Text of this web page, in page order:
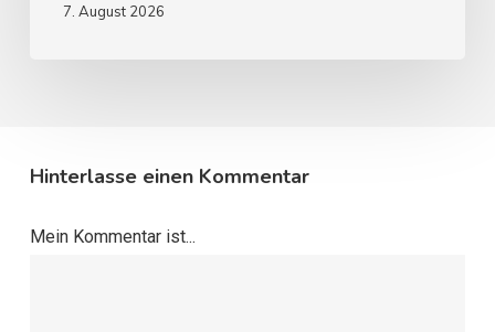
7. August 2026
Hinterlasse einen Kommentar
Mein Kommentar ist...